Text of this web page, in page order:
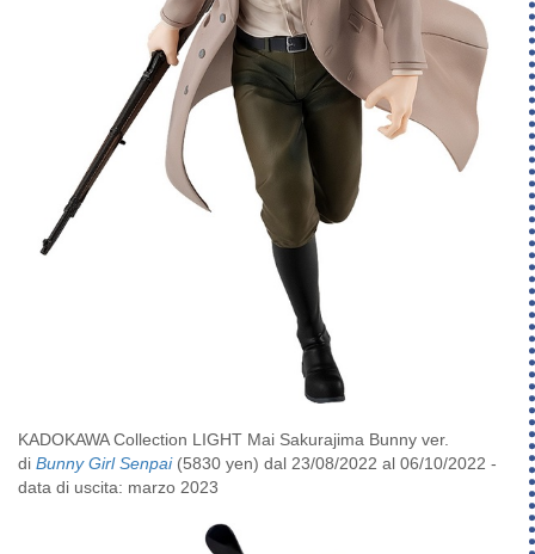
KADOKAWA Collection LIGHT Mai Sakurajima Bunny ver.
di Bunny Girl Senpai(5830 yen) dal 23/08/2022 al 06/10/2022 -
data di uscita: marzo 2023